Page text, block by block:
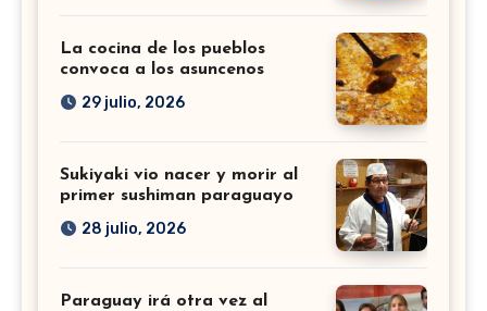
La cocina de los pueblos
convoca a los asuncenos
29 julio, 2026
Sukiyaki vio nacer y morir al
primer sushiman paraguayo
28 julio, 2026
Paraguay irá otra vez al